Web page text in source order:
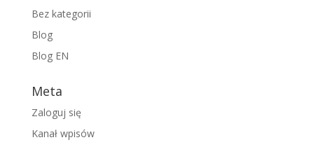
Bez kategorii
Blog
Blog EN
Meta
Zaloguj się
Kanał wpisów